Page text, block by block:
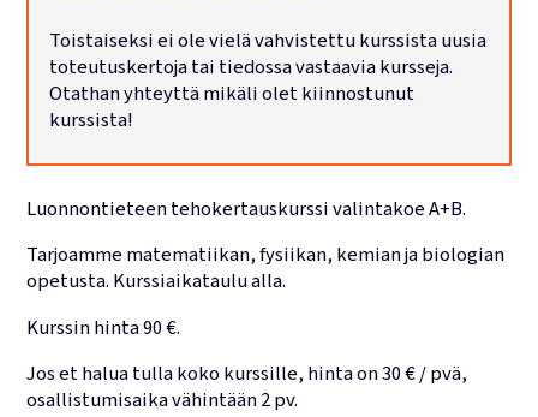
Tarjoilut ja ruokailut
Leirit
Lukujärjestykset
Toistaiseksi ei ole vielä vahvistettu kurssista uusia
toteutuskertoja tai tiedossa vastaavia kursseja.
Otathan yhteyttä mikäli olet kiinnostunut
kurssista!
Luonnontieteen tehokertauskurssi valintakoe A+B.
Tarjoamme matematiikan, fysiikan, kemian ja biologian
opetusta. Kurssiaikataulu alla.
Kurssin hinta 90 €.
Jos et halua tulla koko kurssille, hinta on 30 € / pvä,
osallistumisaika vähintään 2 pv.